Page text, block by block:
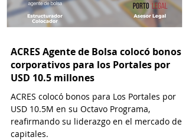
ACRES Agente de Bolsa colocó bonos
corporativos para los Portales por
USD 10.5 millones
ACRES colocó bonos para Los Portales por
USD 10.5M en su Octavo Programa,
reafirmando su liderazgo en el mercado de
capitales.